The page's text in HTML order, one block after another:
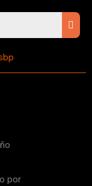
por